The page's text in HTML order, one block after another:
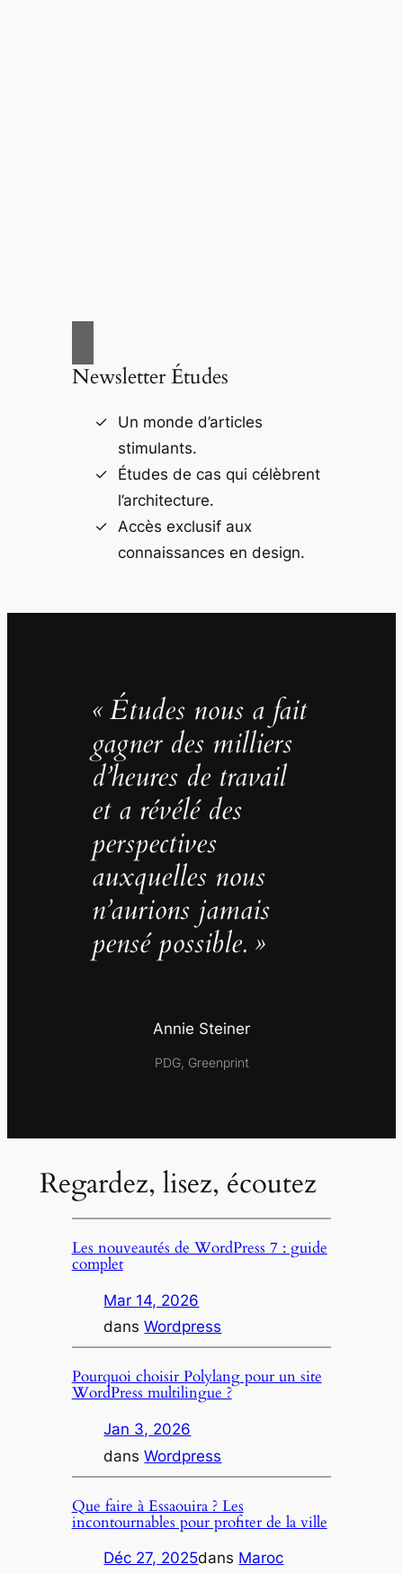
Newsletter Études
Un monde d’articles
stimulants.
Études de cas qui célèbrent
l’architecture.
Accès exclusif aux
connaissances en design.
« Études nous a fait
gagner des milliers
d’heures de travail
et a révélé des
perspectives
auxquelles nous
n’aurions jamais
pensé possible. »
Annie Steiner
PDG, Greenprint
Regardez, lisez, écoutez
Les nouveautés de WordPress 7 : guide
complet
Mar 14, 2026
dansWordpress
Pourquoi choisir Polylang pour un site
WordPress multilingue ?
Jan 3, 2026
dansWordpress
Que faire à Essaouira ? Les
incontournables pour profiter de la ville
Déc 27, 2025dans Maroc